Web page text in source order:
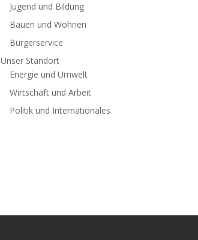
Jugend und Bildung
Bauen und Wohnen
Bürgerservice
Unser Standort
Energie und Umwelt
Wirtschaft und Arbeit
Politik und Internationales